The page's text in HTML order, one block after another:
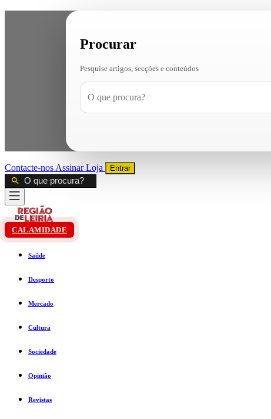
Procurar
Pesquise artigos, secções e conteúdos
Contacte-nos AssinarLoja Entrar
CALAMIDADE
Saúde
Desporto
Mercado
Cultura
Sociedade
Opinião
Revistas